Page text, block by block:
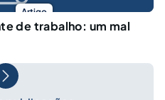
Artigo
de trabalho: um mal